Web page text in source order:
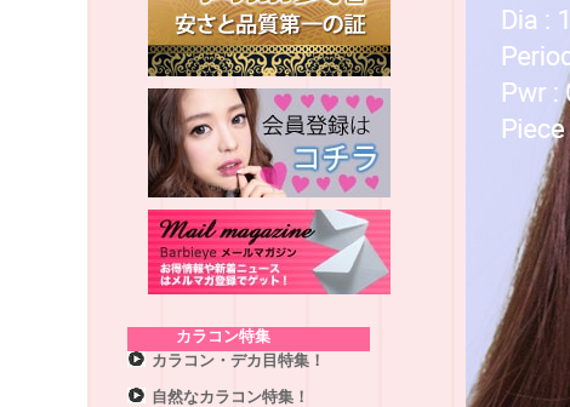
カラコン特集
カラコン・デカ目特集！
自然なカラコン特集！